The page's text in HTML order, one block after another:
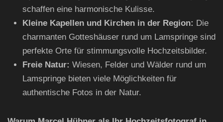
schaffen eine harmonische Kulisse.
Kleine Kapellen und Kirchen in der Region: Die
charmanten Gotteshäuser rund um Lamspringe sind
perfekte Orte für stimmungsvolle Hochzeitsbilder.
Freie Natur: Wiesen, Felder und Wälder rund um
Lamspringe bieten viele Möglichkeiten für
authentische Fotos in der Natur.